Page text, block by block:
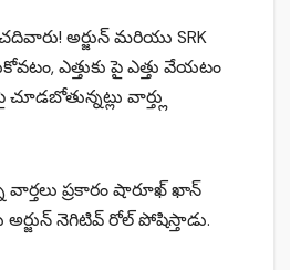
అర్జున్ మరియు SRK
ఎత్తుకు పై ఎత్తు వేయటం
వార్త్లు
వార్తలు ప్రకారం షారూఖ్ ఖాన్
నెగిటివ్ రోల్ పోషిస్తాడు.